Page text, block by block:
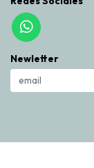
Newletter